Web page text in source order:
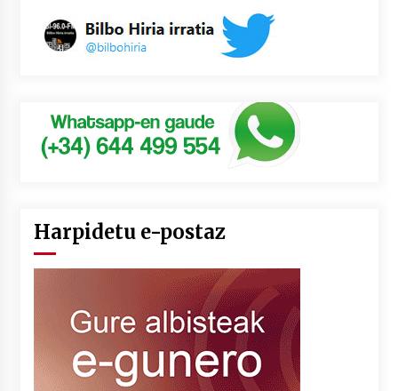
Harpidetu e-postaz